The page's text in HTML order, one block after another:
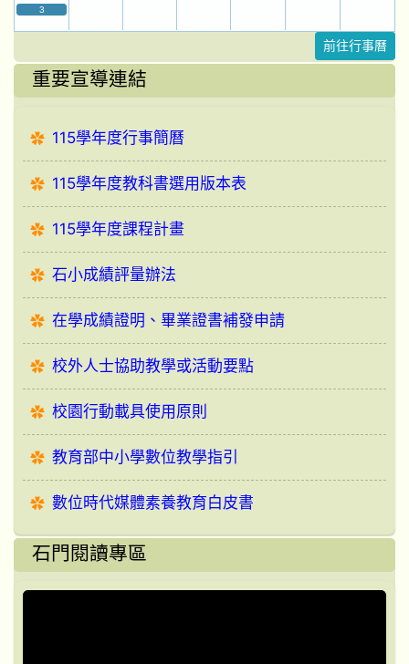
3
前往行事曆
重要宣導連結
115學年度行事簡曆
115學年度教科書選用版本表
115學年度課程計畫
石小成績評量辦法
在學成績證明、畢業證書補發申請
校外人士協助教學或活動要點
校園行動載具使用原則
教育部中小學數位教學指引
數位時代媒體素養教育白皮書
石門閱讀專區